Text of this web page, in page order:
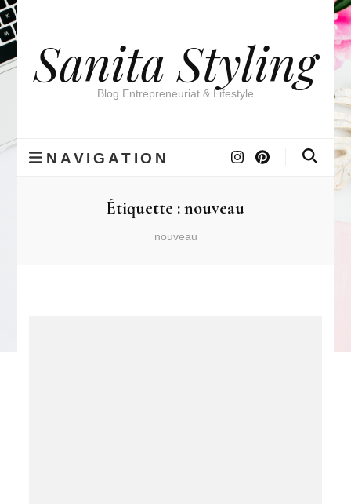
Sanita Styling
Blog Entrepreneuriat & Lifestyle
NAVIGATION
Étiquette :nouveau
nouveau